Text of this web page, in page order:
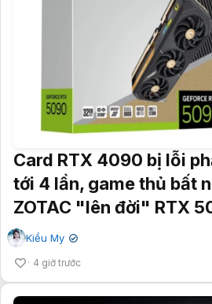
Card RTX 4090 bị lỗi
tới 4 lần, game thủ bất
ZOTAC "lên đời" RTX
Kiều My ✔
4 giờ trước